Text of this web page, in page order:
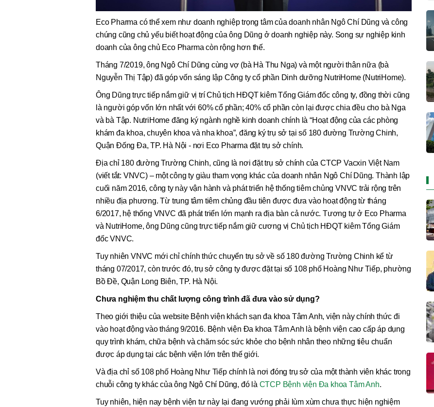
Eco Pharma có thể xem như doanh nghiệp trọng tâm của doanh nhân Ngô Chí Dũng và công
chúng cũng chủ yếu biết hoạt động của ông Dũng ở doanh nghiệp này. Song sự nghiệp kinh
doanh của ông chủ Eco Pharma còn rộng hơn thế.
Tháng 7/2019, ông Ngô Chí Dũng cùng vợ (bà Hà Thu Nga) và một người thân nữa (bà
Nguyễn Thị Tập) đã góp vốn sáng lập Công ty cổ phần Dinh dưỡng NutriHome (NutriHome).
Ông Dũng trực tiếp nắm giữ vị trí Chủ tịch HĐQT kiêm Tổng Giám đốc công ty, đồng thời cũng
là người góp vốn lớn nhất với 60% cổ phần; 40% cổ phần còn lại được chia đều cho bà Nga
và bà Tập. NutriHome đăng ký ngành nghề kinh doanh chính là “Hoạt động của các phòng
khám đa khoa, chuyên khoa và nha khoa”, đăng ký trụ sở tại số 180 đường Trường Chinh,
Quận Đống Đa, TP. Hà Nội - nơi Eco Pharma đặt trụ sở chính.
Địa chỉ 180 đường Trường Chinh, cũng là nơi đặt trụ sở chính của CTCP Vacxin Việt Nam
(viết tắt: VNVC) – một công ty giàu tham vọng khác của doanh nhân Ngô Chí Dũng. Thành lập
cuối năm 2016, công ty này vận hành và phát triển hệ thống tiêm chủng VNVC trải rộng trên
nhiều địa phương. Từ trung tâm tiêm chủng đầu tiên được đưa vào hoạt động từ tháng
6/2017, hệ thống VNVC đã phát triển lớn mạnh ra địa bàn cả nước. Tương tự ở Eco Pharma
và NutriHome, ông Dũng cũng trực tiếp nắm giữ cương vị Chủ tịch HĐQT kiêm Tổng Giám
đốc VNVC.
Tuy nhiên VNVC mới chỉ chính thức chuyển trụ sở về số 180 đường Trường Chinh kể từ
tháng 07/2017, còn trước đó, trụ sở công ty được đặt tại số 108 phố Hoàng Như Tiếp, phường
Bồ Đề, Quận Long Biên, TP. Hà Nội.
Chưa nghiệm thu chất lượng công trình đã đưa vào sử dụng?
Theo giới thiệu của website Bệnh viện khách sạn đa khoa Tâm Anh, viện này chính thức đi
vào hoạt động vào tháng 9/2016. Bệnh viện Đa khoa Tâm Anh là bệnh viện cao cấp áp dụng
quy trình khám, chữa bệnh và chăm sóc sức khỏe cho bệnh nhân theo những tiêu chuẩn
được áp dụng tại các bệnh viện lớn trên thế giới.
Và địa chỉ số 108 phố Hoàng Như Tiếp chính là nơi đóng trụ sở của một thành viên khác trong
chuỗi công ty khác của ông Ngô Chí Dũng, đó là CTCP Bệnh viện Đa khoa Tâm Anh.
Tuy nhiên, hiện nay bệnh viện tư này lại đang vướng phải lùm xùm chưa thực hiện nghiệm